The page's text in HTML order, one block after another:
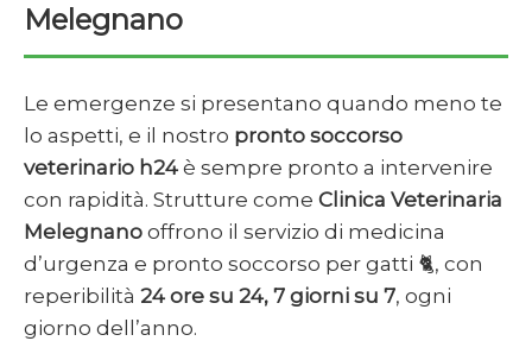
Melegnano
Le emergenze si presentano quando meno te
lo aspetti, e il nostro pronto soccorso
veterinario h24 è sempre pronto a intervenire
con rapidità. Strutture come Clinica Veterinaria
Melegnano offrono il servizio di medicina
d’urgenza e pronto soccorso per gatti 🐈, con
reperibilità 24 ore su 24, 7 giorni su 7, ogni
giorno dell’anno.